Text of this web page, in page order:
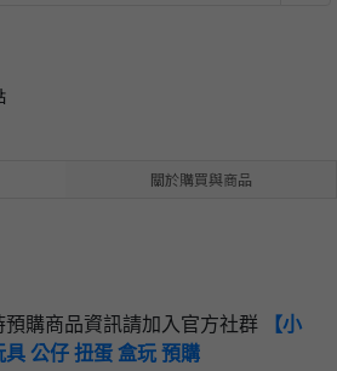
關於購買與商品
預購商品資訊請加入官方社群
【小
公仔 扭蛋 盒玩 預購